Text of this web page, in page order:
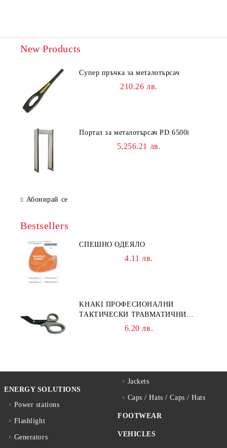
New Products
Супер пръчка за металотърсач
210.26 лв.
Портал за металотърсач PD 6500i
5,256.21 лв.
Абонирай се
Bestsellers
СПЕШНО ОДЕЯЛО
4.11 лв.
KHAKI ПРОФЕСИОНАЛНИ
ТАКТИЧЕСКИ ТРАВМАТИЧНИ
НОЖИЦИ НОЖИЦА
6.20 лв.
ENERGY SOLUTIONS
Power stations
Flashlight
Generators
Jackets
Caps / Hats / Caps / Hats
FOOTWEAR
VEHICLES